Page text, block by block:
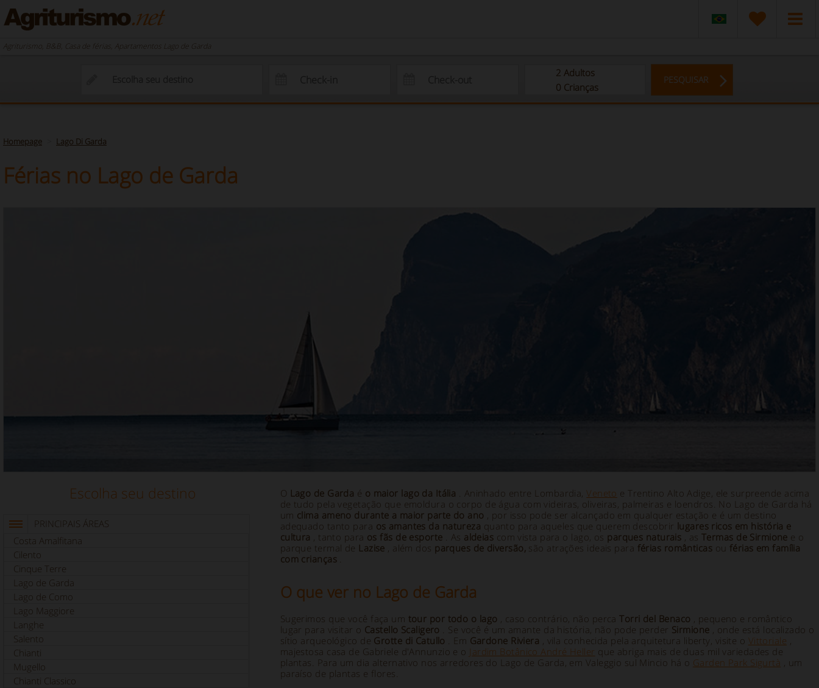
Agriturismo, B&B, Casa de férias, Apartamentos Lago de Garda
2 Adultos
0 Crianças
PESQUISAR
Homepage Lago Di Garda
Férias no Lago de Garda
Escolha seu destino
PRINCIPAIS ÁREAS
Costa Amalfitana
Cilento
Cinque Terre
Lago de Garda
Lago de Como
Lago Maggiore
Langhe
Salento
Chianti
Mugello
Chianti Classico
O Lago de Garda é o maior lago da Itália . Aninhado entre Lombardia, Veneto e Trentino Alto Adige, ele surpreende acima
de tudo pela vegetação que emoldura o corpo de água com videiras, oliveiras, palmeiras e loendros. No Lago de Garda há
um clima ameno durante a maior parte do ano , por isso pode ser alcançado em qualquer estação e é um destino
adequado tanto para os amantes da natureza quanto para aqueles que querem descobrir lugares ricos em história e
cultura , tanto para os fãs de esporte . As aldeias com vista para o lago, os parques naturais , as Termas de Sirmione e o
parque termal de Lazise , além dos parques de diversão, são atrações ideais para férias românticas ou férias em família
com crianças.
O que ver no Lago de Garda
Sugerimos que você faça um tour por todo o lago , caso contrário, não percaTorri del Benaco , pequeno e romântico
lugar para visitar o Castello Scaligero . Se você é um amante da história, não pode perder Sirmione , onde está localizado o
sítio arqueológico de Grotte di Catullo . Em Gardone Riviera , vila conhecida pela arquitetura liberty, visite o Vittoriale ,
majestosa casa de Gabriele d'Annunzio e o Jardim Botânico André Heller que abriga mais de duas mil variedades de
plantas. Para um dia alternativo nos arredores do Lago de Garda, em Valeggio sul Mincio há o Garden Park Sigurtà , um
paraíso de plantas e flores.